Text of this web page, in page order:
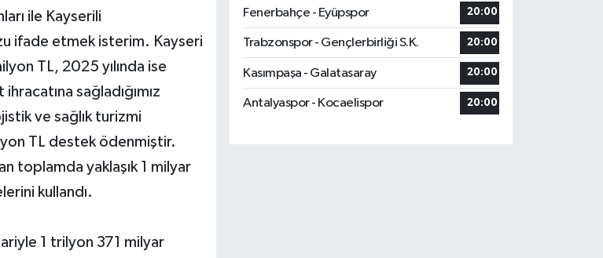
ile Kayserili
ifade etmek isterim. Kayseri
TL, 2025 yılında ise
sağladığımız
ve sağlık turizmi
TL destek ödenmiştir.
toplamda yaklaşık 1 milyar
kullandı.
1 trilyon 371 milyar
Fenerbahçe - Eyüpspor 20:00
Trabzonspor - Gençlerbirliği S.K. 20:00
Kasımpaşa - Galatasaray 20:00
Antalyaspor - Kocaelispor 20:00